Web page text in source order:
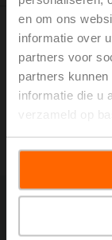
en om ons
informatie over
partners voor
partners
informatie die u
verzameld op
1907/2006
Stoffen)
Belimo
(pdf -